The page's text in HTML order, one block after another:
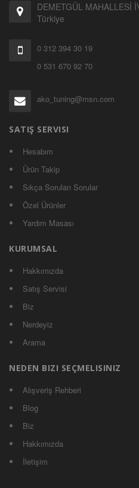
DEMETGÜL MAHALLESİ
Türkiye
0 312 394 30 19
0 531 670 92 70
ako_tuning@msn.com
SATIŞ SERVISI
Hesabım
Ürün Takip
Sıkça Sorulan Sorular
Özel Ürünler
Yardım Masası
KURUMSAL
Hakkımızda
Satış Servisi
Biz
Nerdeyiz
Arama
NEDEN BIZI SEÇMELISINIZ
Alışveriş Rehberi
Blog
Biz
Hakkımızda
İletişim